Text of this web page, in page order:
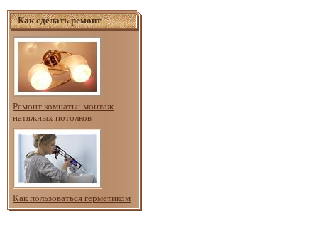
Как сделать ремонт
Ремонт комнаты: монтаж
натяжных потолков
Как пользоваться герметиком